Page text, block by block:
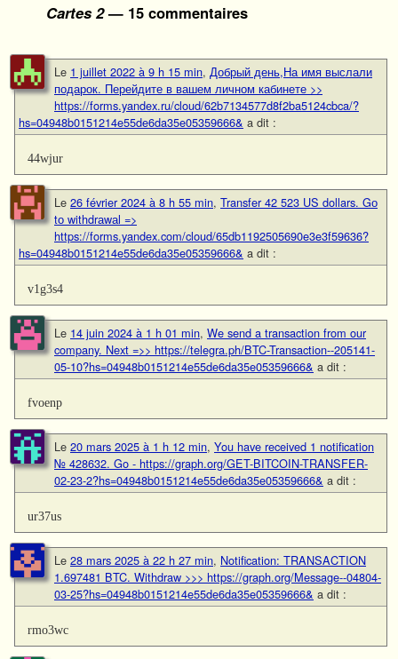
Cartes 2— 15 commentaires
Le 1 juillet 2022 à 9 h 15 min, Добрый день,На имя выслали
подарок. Перейдите в вашем личном кабинете >>
https://forms.yandex.ru/cloud/62b7134577d8f2ba5124cbca/?
hs=04948b0151214e55de6da35e05359666& a dit :
44wjur
Le 26 février 2024 à 8 h 55 min, Transfer 42 523 US dollars. Gо
tо withdrаwаl =>
https://forms.yandex.com/cloud/65db1192505690e3e3f59636?
hs=04948b0151214e55de6da35e05359666& a dit :
v1g3s4
Le 14 juin 2024 à 1 h 01 min, We send a transaction from our
company. Next =>> https://telegra.ph/BTC-Transaction--205141-
05-10?hs=04948b0151214e55de6da35e05359666& a dit :
fvoenp
Le 20 mars 2025 à 1 h 12 min, You have received 1 notification
№ 428632. Go - https://graph.org/GET-BITCOIN-TRANSFER-
02-23-2?hs=04948b0151214e55de6da35e05359666& a dit :
ur37us
Le 28 mars 2025 à 22 h 27 min, Notification: TRANSACTION
1.697481 BTC. Withdraw >>> https://graph.org/Message--04804-
03-25?hs=04948b0151214e55de6da35e05359666& a dit :
rmo3wc